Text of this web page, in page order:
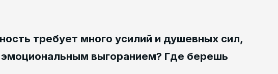
требует много усилий и душевных сил,
выгоранием? Где берешь